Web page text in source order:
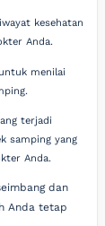
kesehatan
Anda.
menilai
terjadi
samping yang
Anda.
dan
Anda tetap